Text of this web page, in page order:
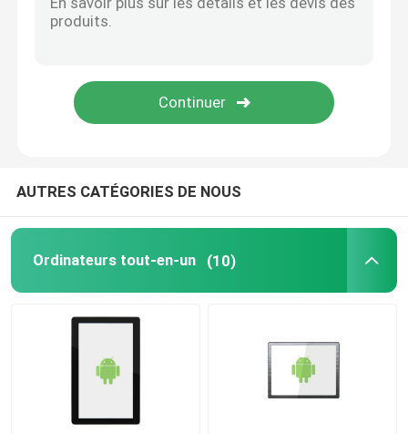
Module graphique d'affichage d'affichage à cristaux
Affichage des véhicules à moteur d'affichage à
Affichage d'affichage à cristaux liquides d'intense
AUTRES CATÉGORIES DE NOUS
Ordinateurs tout-en-un (10)